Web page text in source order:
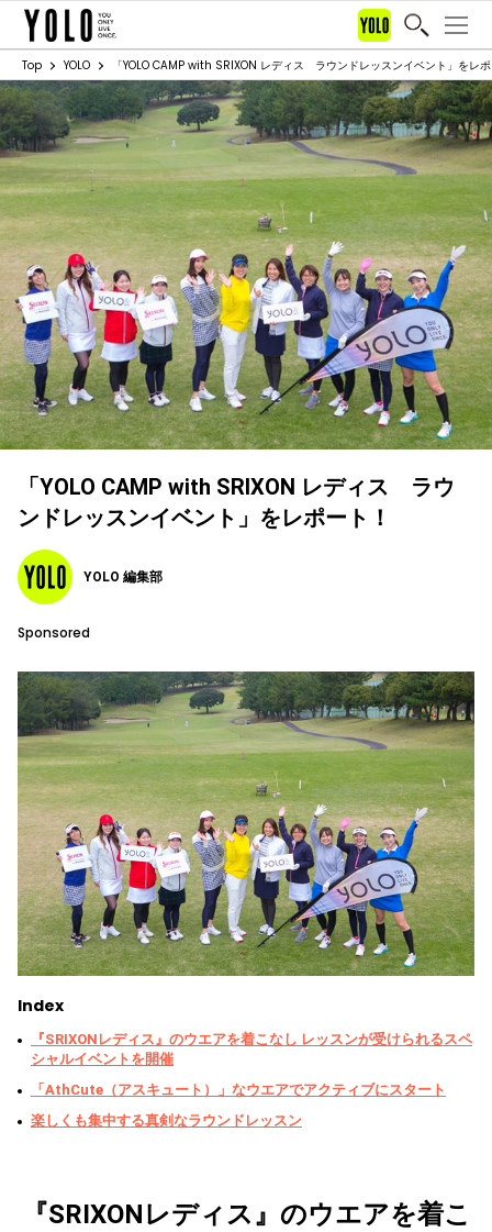
Top YOLO 「YOLO CAMP with SRIXON レディス ラウンドレッスンイベント」をレ
「YOLO CAMP with SRIXON レディス ラウ
ンドレッスンイベント」をレポート！
YOLO 編集部
Sponsored
Index
『SRIXONレディス』のウエアを着こなし レッスンが受けられるスペ
シャルイベントを開催
「AthCute（アスキュート）」なウエアでアクティブにスタート
楽しくも集中する真剣なラウンドレッスン
『SRIXONレディス』のウエアを着こ